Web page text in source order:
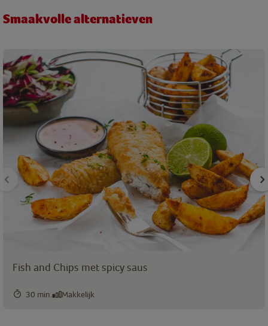
Smaakvolle alternatieven
Fish and Chips met spicy saus
30 min. Makkelijk